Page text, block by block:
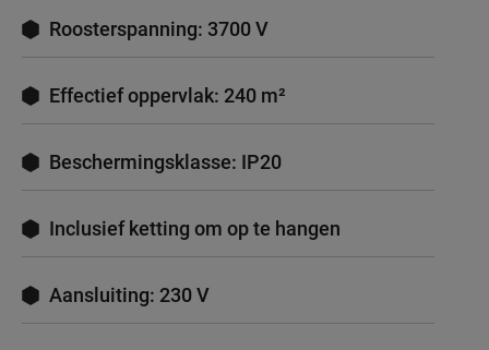
Roosterspanning: 3700 V
Effectief oppervlak: 240 m²
Beschermingsklasse: IP20
Inclusief ketting om op te hangen
Aansluiting: 230 V